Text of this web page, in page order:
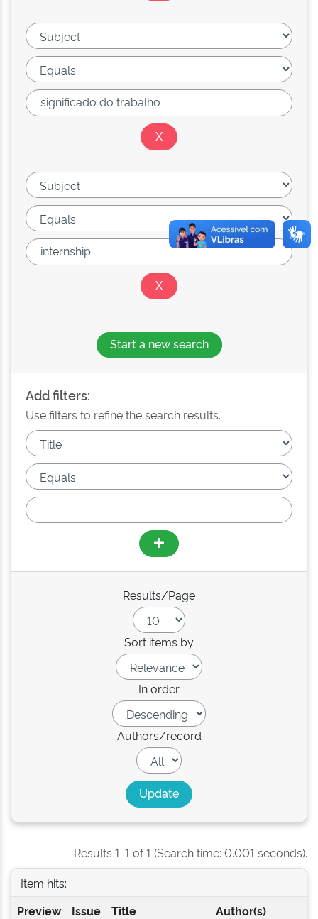
Start a new search
Add filters:
Use filters to refine the search results.
Results/Page
Sort items by
In order
Authors/record
Results 1-1 of 1 (Search time: 0.001 seconds).
Item hits:
Preview
Issue
Title Author(s)